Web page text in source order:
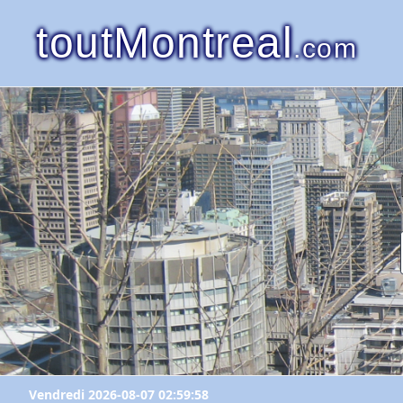
toutMontreal.com
Vendredi 2026-08-07 02:59:58